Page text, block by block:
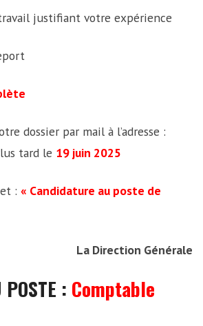
justifiant votre expérience
dossier par mail à l’adresse :
tard le 19 juin 2025
: « Candidature au poste de
La Direction Générale
: Comptable